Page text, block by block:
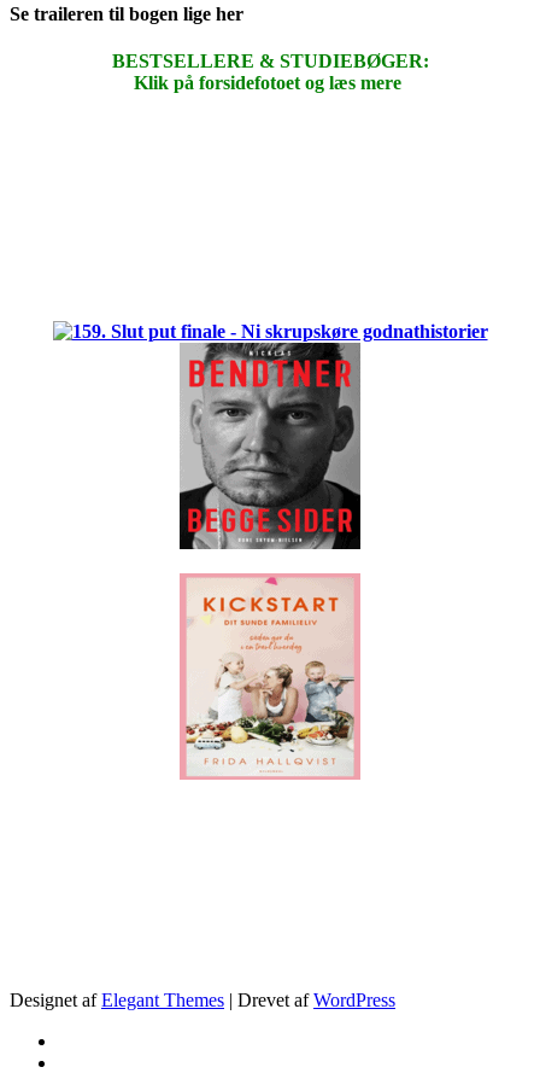
Se traileren til bogen lige her
BESTSELLERE & STUDIEBØGER:
Klik på forsidefotoet og læs mere
Designet afElegant Themes | Drevet afWordPress